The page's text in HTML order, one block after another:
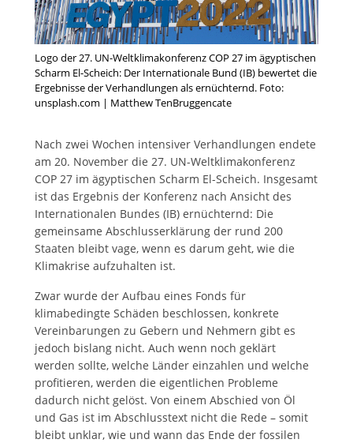
Logo der 27. UN-Weltklimakonferenz COP 27 im ägyptischen
Scharm El-Scheich: Der Internationale Bund (IB) bewertet die
Ergebnisse der Verhandlungen als ernüchternd. Foto:
unsplash.com | Matthew TenBruggencate
Nach zwei Wochen intensiver Verhandlungen endete
am 20. November die 27. UN-Weltklimakonferenz
COP 27 im ägyptischen Scharm El-Scheich. Insgesamt
ist das Ergebnis der Konferenz nach Ansicht des
Internationalen Bundes (IB) ernüchternd: Die
gemeinsame Abschlusserklärung der rund 200
Staaten bleibt vage, wenn es darum geht, wie die
Klimakrise aufzuhalten ist.
Zwar wurde der Aufbau eines Fonds für
klimabedingte Schäden beschlossen, konkrete
Vereinbarungen zu Gebern und Nehmern gibt es
jedoch bislang nicht. Auch wenn noch geklärt
werden sollte, welche Länder einzahlen und welche
profitieren, werden die eigentlichen Probleme
dadurch nicht gelöst. Von einem Abschied von Öl
und Gas ist im Abschlusstext nicht die Rede – somit
bleibt unklar, wie und wann das Ende der fossilen